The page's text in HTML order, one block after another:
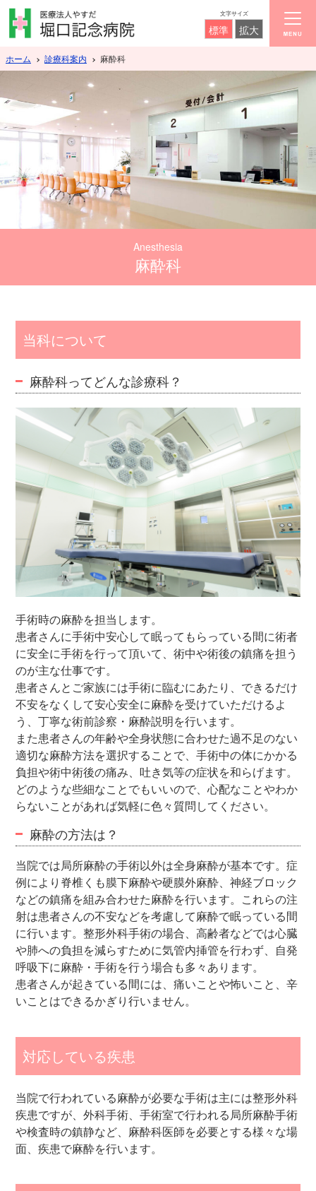
文字サイズ
標準 拡大
ホーム 診療科案内 麻酔科
Anesthesia
麻酔科
当科について
麻酔科ってどんな診療科？
手術時の麻酔を担当します。
患者さんに手術中安心して眠ってもらっている間に術者
に安全に手術を行って頂いて、術中や術後の鎮痛を担う
のが主な仕事です。
患者さんとご家族には手術に臨むにあたり、できるだけ
不安をなくして安心安全に麻酔を受けていただけるよ
う、丁寧な術前診察・麻酔説明を行います。
また患者さんの年齢や全身状態に合わせた過不足のない
適切な麻酔方法を選択することで、手術中の体にかかる
負担や術中術後の痛み、吐き気等の症状を和らげます。
どのような些細なことでもいいので、心配なことやわか
らないことがあれば気軽に色々質問してください。
麻酔の方法は？
当院では局所麻酔の手術以外は全身麻酔が基本です。症
例により脊椎くも膜下麻酔や硬膜外麻酔、神経ブロック
などの鎮痛を組み合わせた麻酔を行います。これらの注
射は患者さんの不安などを考慮して麻酔で眠っている間
に行います。整形外科手術の場合、高齢者などでは心臓
や肺への負担を減らすために気管内挿管を行わず、自発
呼吸下に麻酔・手術を行う場合も多々あります。
患者さんが起きている間には、痛いことや怖いこと、辛
いことはできるかぎり行いません。
対応している疾患
当院で行われている麻酔が必要な手術は主には整形外科
疾患ですが、外科手術、手術室で行われる局所麻酔手術
や検査時の鎮静など、麻酔科医師を必要とする様々な場
面、疾患で麻酔を行います。